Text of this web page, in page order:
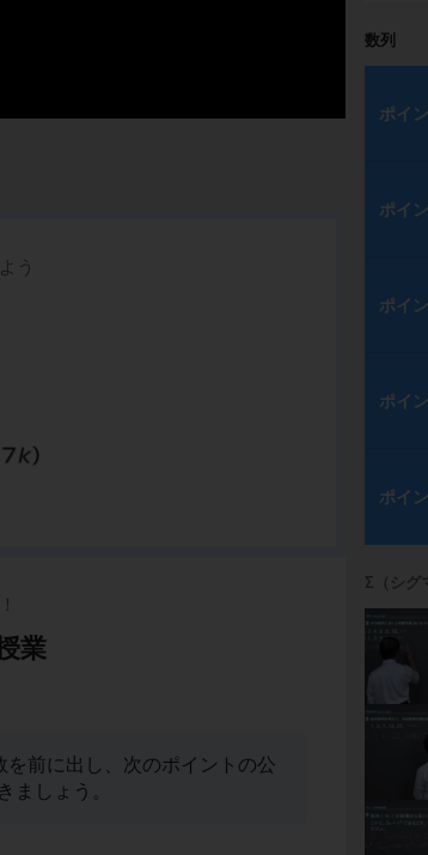
う
業
前に出し、次のポイントの公
しょう。
数列
ポイ
ポイ
ポイ
ポイ
ポイ
Σ（シグ